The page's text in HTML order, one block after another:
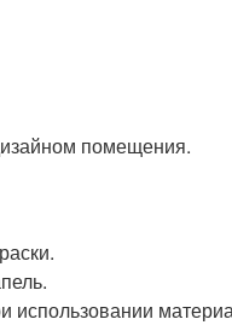
помещения.
использовании